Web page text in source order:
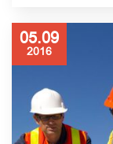
05.09
2016